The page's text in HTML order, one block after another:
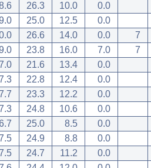
26.3 10.0 0.0
25.0 12.5 0.0
26.6 14.0 0.0 7
23.8 16.0 7.0 7
21.6 13.4 0.0
22.8 12.4 0.0
23.3 12.2 0.0
24.8 10.6 0.0
25.0 8.5 0.0
24.9 8.8 0.0
24.7 11.2 0.0